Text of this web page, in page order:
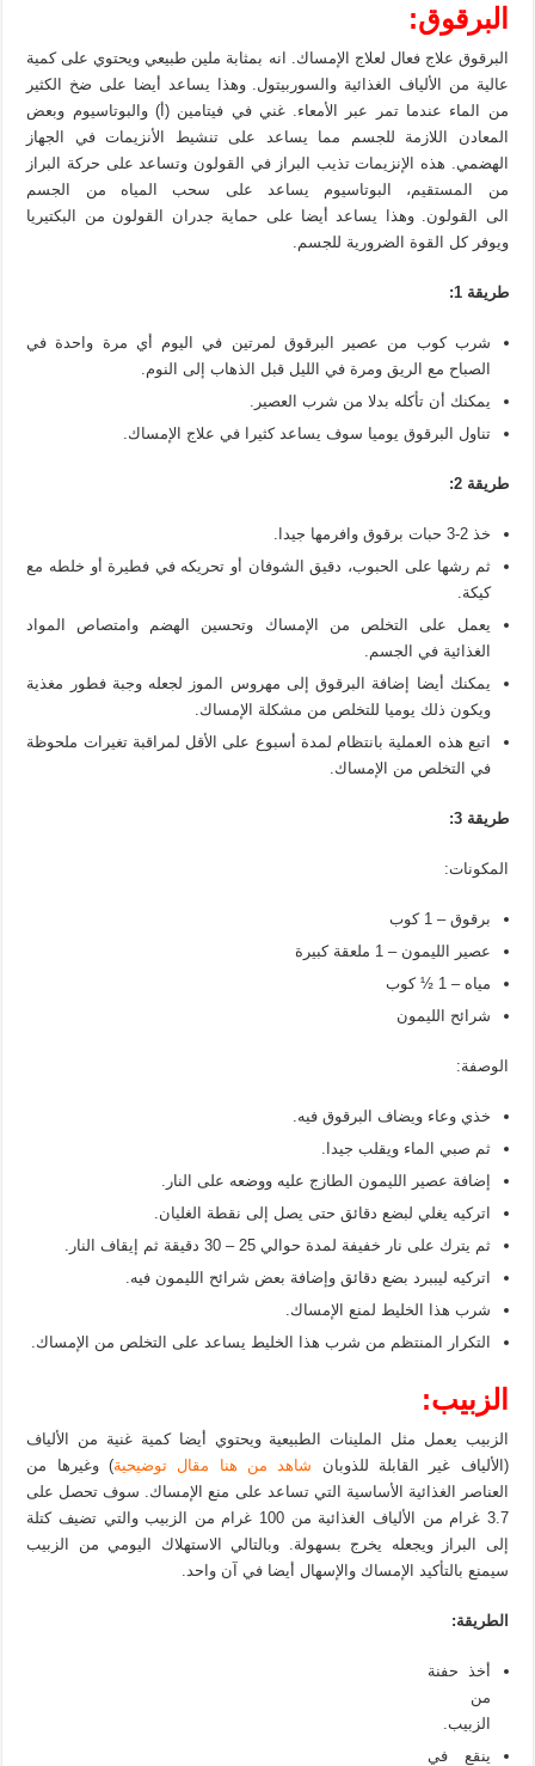
البرقوق:
البرقوق علاج فعال لعلاج الإمساك. انه بمثابة ملين طبيعي ويحتوي على كمية
عالية من الألياف الغذائية والسوربيتول. وهذا يساعد أيضا على ضخ الكثير
من الماء عندما تمر عبر الأمعاء. غني في فيتامين (أ) والبوتاسيوم وبعض
المعادن اللازمة للجسم مما يساعد على تنشيط الأنزيمات في الجهاز
الهضمي. هذه الإنزيمات تذيب البراز في القولون وتساعد على حركة البراز
من المستقيم، البوتاسيوم يساعد على سحب المياه من الجسم
الى القولون. وهذا يساعد أيضا على حماية جدران القولون من البكتيريا
ويوفر كل القوة الضرورية للجسم.
طريقة 1:
شرب كوب من عصير البرقوق لمرتين في اليوم أي مرة واحدة في
الصباح مع الريق ومرة في الليل قبل الذهاب إلى النوم.
يمكنك أن تأكله بدلا من شرب العصير.
تناول البرقوق يوميا سوف يساعد كثيرا في علاج الإمساك.
طريقة 2:
خذ 2-3 حبات برقوق وافرمها جيدا.
ثم رشها على الحبوب، دقيق الشوفان أو تحريكه في فطيرة أو خلطه مع
كيكة.
يعمل على التخلص من الإمساك وتحسين الهضم وامتصاص المواد
الغذائية في الجسم.
يمكنك أيضا إضافة البرقوق إلى مهروس الموز لجعله وجبة فطور مغذية
ويكون ذلك يوميا للتخلص من مشكلة الإمساك.
اتبع هذه العملية بانتظام لمدة أسبوع على الأقل لمراقبة تغيرات ملحوظة
في التخلص من الإمساك.
طريقة 3:
المكونات:
برقوق – 1 كوب
عصير الليمون – 1 ملعقة كبيرة
مياه – 1 ½ كوب
شرائح الليمون
الوصفة:
خذي وعاء ويضاف البرقوق فيه.
ثم صبي الماء ويقلب جيدا.
إضافة عصير الليمون الطازج عليه ووضعه على النار.
اتركيه يغلي لبضع دقائق حتى يصل إلى نقطة الغليان.
ثم يترك على نار خفيفة لمدة حوالي 25 – 30 دقيقة ثم إيقاف النار.
اتركيه ليببرد بضع دقائق وإضافة بعض شرائح الليمون فيه.
شرب هذا الخليط لمنع الإمساك.
التكرار المنتظم من شرب هذا الخليط يساعد على التخلص من الإمساك.
الزبيب:
الزبيب يعمل مثل الملينات الطبيعية ويحتوي أيضا كمية غنية من الألياف
(الألياف غير القابلة للذوبان شاهد من هنا مقال توضيحية) وغيرها من
العناصر الغذائية الأساسية التي تساعد على منع الإمساك. سوف تحصل على
3.7 غرام من الألياف الغذائية من 100 غرام من الزبيب والتي تضيف كتلة
إلى البراز ويجعله يخرج بسهولة. وبالتالي الاستهلاك اليومي من الزبيب
سيمنع بالتأكيد الإمساك والإسهال أيضا في آن واحد.
الطريقة:
أخذ حفنة
من
الزبيب.
ينقع في